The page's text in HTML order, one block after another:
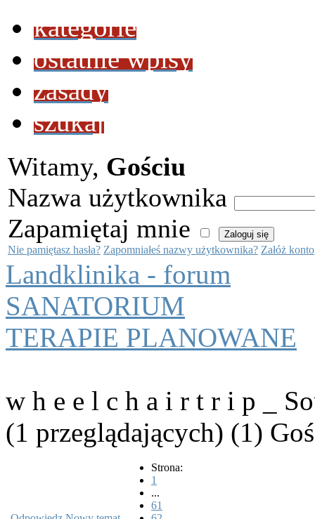
kategorie
ostatnie wpisy
zasady
szukaj
Witamy, Gościu
Nazwa użytkownika
Zapamiętaj mnie
Nie pamiętasz hasła? Zapomniałeś nazwy użytkownika? Załóż konto
Landklinika - forum
SANATORIUM
TERAPIE PLANOWANE
w h e e l c h a i r t r i p _
(1 przeglądających) (1)
Strona:
1
...
61